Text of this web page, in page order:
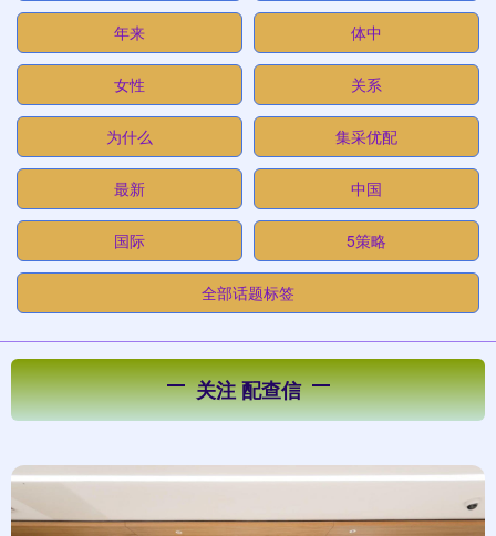
年来 体中
女性 关系
为什么 集采优配
最新 中国
国际 5策略
全部话题标签
关注 配查信